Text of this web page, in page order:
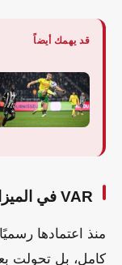
قد يهمك أيضاً
VAR في الميزان